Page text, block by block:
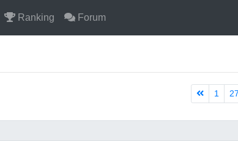
Ranking Forum
1 27